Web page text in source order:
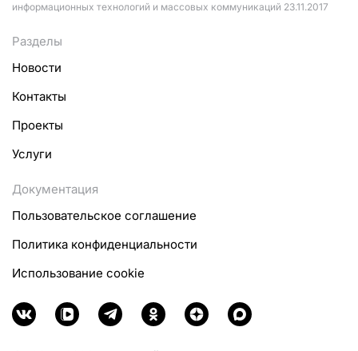
информационных технологий и массовых коммуникаций 23.11.2017
Разделы
Новости
Контакты
Проекты
Услуги
Документация
Пользовательское соглашение
Политика конфиденциальности
Использование cookie